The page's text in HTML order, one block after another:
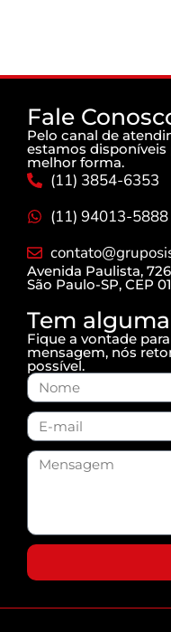
Fale
Pelo canal de
estamos disponíveis
melhor forma.
(11) 3854-6353
(11) 94013-5888
Avenida Paulista,
São Paulo-SP, CEP
Tem
Fique a vontade
mensagem, nós
possível.